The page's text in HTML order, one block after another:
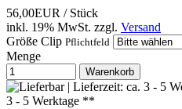
56,00EUR / Stück
inkl. 19% MwSt. zzgl. Versand
Größe Clip Pflichtfeld
Menge
Warenkorb
3 - 5 Werktage **